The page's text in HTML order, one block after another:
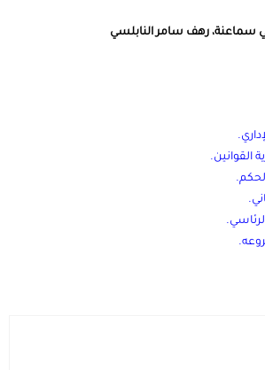
سماعنة، رهف سامر النابلسي
.
القوانين.
.
.
.
.